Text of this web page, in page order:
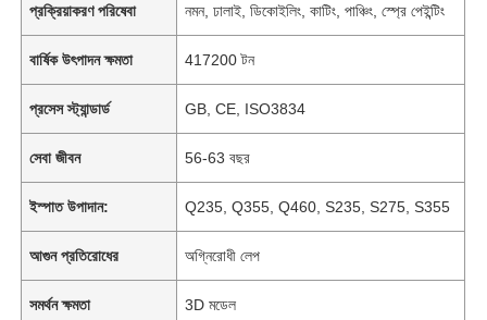
প্রক্রিয়াকরণ পরিষেবা নমন, ঢালাই, ডিকোইলিং, কাটিং, পাঞ্চিং, স্প্রে পেইন্টিং
বার্ষিক উৎপাদন ক্ষমতা 417200 টন
প্রসেস স্ট্যান্ডার্ড GB, CE, ISO3834
সেবা জীবন 56-63 বছর
ইস্পাত উপাদান: Q235, Q355, Q460, S235, S275, S355
আগুন প্রতিরোধের অগ্নিরোধী লেপ
সমর্থন ক্ষমতা 3D মডেল